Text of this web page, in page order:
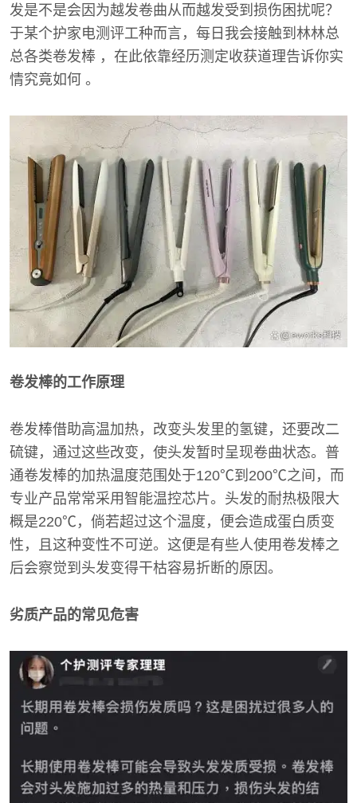
发是不是会因为越发卷曲从而越发受到损伤困扰呢？
于某个护家电测评工种而言，每日我会接触到林林总
总各类卷发棒 ，在此依靠经历测定收获道理告诉你实
情究竟如何 。
卷发棒的工作原理
卷发棒借助高温加热，改变头发里的氢键，还要改二
硫键，通过这些改变，使头发暂时呈现卷曲状态。普
通卷发棒的加热温度范围处于120℃到200℃之间，而
专业产品常常采用智能温控芯片。头发的耐热极限大
概是220℃，倘若超过这个温度，便会造成蛋白质变
性，且这种变性不可逆。这便是有些人使用卷发棒之
后会察觉到头发变得干枯容易折断的原因。
劣质产品的常见危害